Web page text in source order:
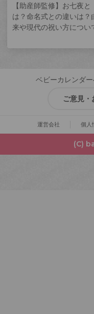
【助産師監修】お七夜と
は？命名式との違いは？
来や現代の祝い方につい
ベビーカレンダ
ご意見・
運営会社 個人
(C)